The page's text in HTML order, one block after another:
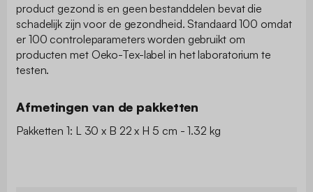
product gezond is en geen bestanddelen bevat die
schadelijk zijn voor de gezondheid. Standaard 100 omdat
er 100 controleparameters worden gebruikt om
producten met Oeko-Tex-label in het laboratorium te
testen.
Afmetingen van de pakketten
Pakketten 1: L 30 x B 22 x H 5 cm - 1.32 kg